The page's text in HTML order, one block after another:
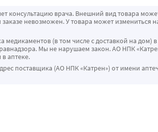
консультацию врача. Внешний вид товара
невозможен. У товара может измениться
(в том числе с доставкой на дом) в
Мы не нарушаем закон. АО НПК
аптеке.
поставщика (АО НПК «Катрен») от имени